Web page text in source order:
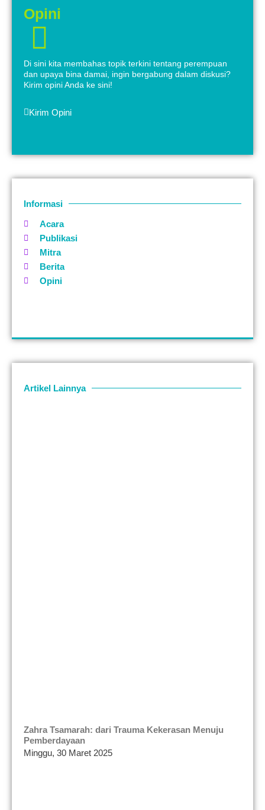
Opini
Di sini kita membahas topik terkini tentang perempuan
dan upaya bina damai, ingin bergabung dalam diskusi?
Kirim opini Anda ke sini!
Kirim Opini
Informasi
Acara
Publikasi
Mitra
Berita
Opini
Artikel Lainnya
Zahra Tsamarah: dari Trauma Kekerasan Menuju
Pemberdayaan
Minggu, 30 Maret 2025